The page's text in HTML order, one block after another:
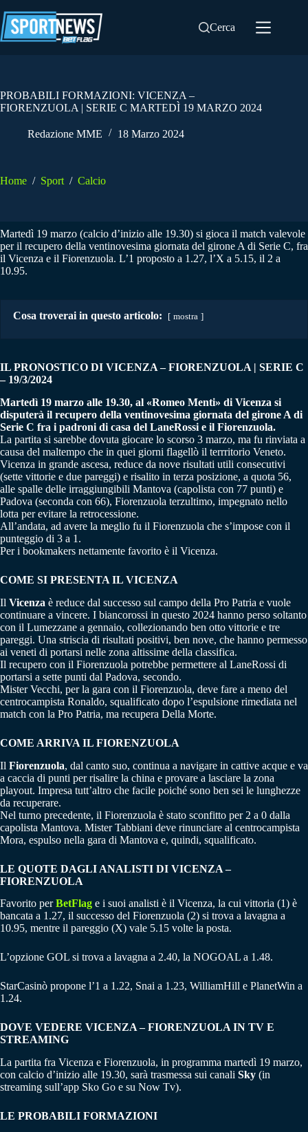
al
contenuto
Cerca
PROBABILI FORMAZIONI: VICENZA –
FIORENZUOLA | SERIE C MARTEDÌ 19 MARZO 2024
Redazione MME 18 Marzo 2024
Home / Sport / Calcio
Martedì 19 marzo (calcio d’inizio alle 19.30) si gioca il match valevole
per il recupero della ventinovesima giornata del girone A di Serie C, fra
il Vicenza e il Fiorenzuola. L’1 proposto a 1.27, l’X a 5.15, il 2 a
10.95.
Cosa troverai in questo articolo: mostra
IL PRONOSTICO DI VICENZA – FIORENZUOLA | SERIE C
– 19/3/2024
Martedì 19 marzo alle 19.30, al «Romeo Menti» di Vicenza si
disputerà il recupero della ventinovesima giornata del girone A di
Serie C fra i padroni di casa del LaneRossi e il Fiorenzuola.
La partita si sarebbe dovuta giocare lo scorso 3 marzo, ma fu rinviata a
causa del maltempo che in quei giorni flagellò il terrritorio Veneto.
Vicenza in grande ascesa, reduce da nove risultati utili consecutivi
(sette vittorie e due pareggi) e risalito in terza posizione, a quota 56,
alle spalle delle irraggiungibili Mantova (capolista con 77 punti) e
Padova (seconda con 66), Fiorenzuola terzultimo, impegnato nello
lotta per evitare la retrocessione.
All’andata, ad avere la meglio fu il Fiorenzuola che s’impose con il
punteggio di 3 a 1.
Per i bookmakers nettamente favorito è il Vicenza.
COME SI PRESENTA IL VICENZA
Il Vicenza è reduce dal successo sul campo della Pro Patria e vuole
continuare a vincere. I biancorossi in questo 2024 hanno perso soltanto
con il Lumezzane a gennaio, collezionando ben otto vittorie e tre
pareggi. Una striscia di risultati positivi, ben nove, che hanno permesso
ai veneti di portarsi nelle zona altissime della classifica.
Il recupero con il Fiorenzuola potrebbe permettere al LaneRossi di
portarsi a sette punti dal Padova, secondo.
Mister Vecchi, per la gara con il Fiorenzuola, deve fare a meno del
centrocampista Ronaldo, squalificato dopo l’espulsione rimediata nel
match con la Pro Patria, ma recupera Della Morte.
COME ARRIVA IL FIORENZUOLA
Il Fiorenzuola, dal canto suo, continua a navigare in cattive acque e va
a caccia di punti per risalire la china e provare a lasciare la zona
playout. Impresa tutt’altro che facile poiché sono ben sei le lunghezze
da recuperare.
Nel turno precedente, il Fiorenzuola è stato sconfitto per 2 a 0 dalla
capolista Mantova. Mister Tabbiani deve rinunciare al centrocampista
Mora, espulso nella gara di Mantova e, quindi, squalificato.
LE QUOTE DAGLI ANALISTI DI VICENZA –
FIORENZUOLA
Favorito perBetFlag e i suoi analisti è il Vicenza, la cui vittoria (1) è
bancata a 1.27, il successo del Fiorenzuola (2) si trova a lavagna a
10.95, mentre il pareggio (X) vale 5.15 volte la posta.
L’opzione GOL si trova a lavagna a 2.40, la NOGOAL a 1.48.
StarCasinò propone l’1 a 1.22, Snai a 1.23, WilliamHill e PlanetWin a
1.24.
DOVE VEDERE VICENZA – FIORENZUOLA IN TV E
STREAMING
La partita fra Vicenza e Fiorenzuola, in programma martedì 19 marzo,
con calcio d’inizio alle 19.30, sarà trasmessa sui canali Sky (in
streaming sull’app Sko Go e su Now Tv).
LE PROBABILI FORMAZIONI